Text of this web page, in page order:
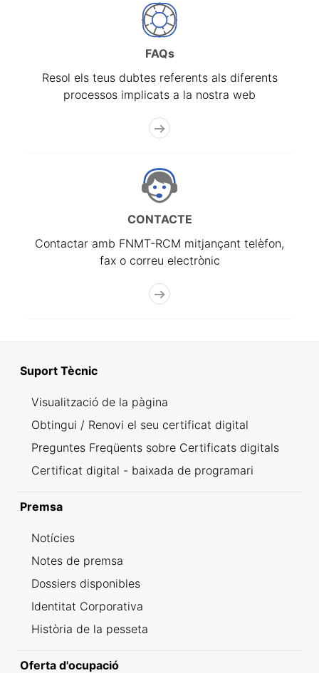
FAQs
Resol els teus dubtes referents als diferents
processos implicats a la nostra web
CONTACTE
Contactar amb FNMT-RCM mitjançant telèfon,
fax o correu electrònic
Suport Tècnic
Visualització de la pàgina
Obtingui / Renovi el seu certificat digital
Preguntes Freqüents sobre Certificats digitals
Certificat digital - baixada de programari
Premsa
Notícies
Notes de premsa
Dossiers disponibles
Identitat Corporativa
Història de la pesseta
Oferta d'ocupació